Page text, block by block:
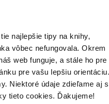
najlepšie tipy na knihy,
vôbec nefungovala. Okrem
web funguje, a stále ho pre
pre vašu lepšiu orientáciu.
Niektoré údaje zdieľame aj s
tieto cookies. Ďakujeme!